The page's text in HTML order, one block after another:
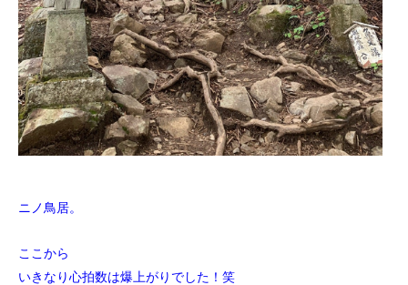
ニノ鳥居。
ここから
いきなり心拍数は爆上がりでした！笑